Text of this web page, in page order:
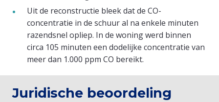
Uit de reconstructie bleek dat de CO-
concentratie in de schuur al na enkele minuten
razendsnel opliep. In de woning werd binnen
circa 105 minuten een dodelijke concentratie van
meer dan 1.000 ppm CO bereikt.
​Juridische beoordeling